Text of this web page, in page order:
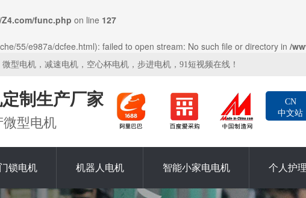
func.php on line 127
55/e987a/dcfee.html): failed to open stream: No such file or directory in /
型电机，减速电机，空心杯电机，步进电机，91短视频在线！
制生产厂家
微型电机
CN
中文站
门锁电机 机器人电机 智能小家电电机 个人护